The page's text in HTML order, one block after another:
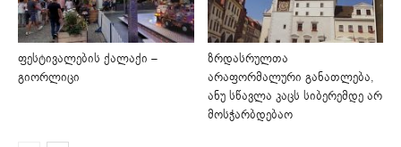
ფესტივალების ქალაქი –
გიორლიცი
ზრდასრულთა
არაფორმალური განათლება,
ანუ სწავლა კაცს სიბერემდე არ
მოსჭარბდებაო